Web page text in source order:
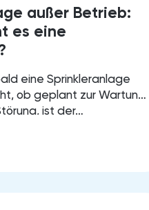
außer Betrieb:
es eine
eine Sprinkleranlage
ob geplant zur Wartung
ist der…